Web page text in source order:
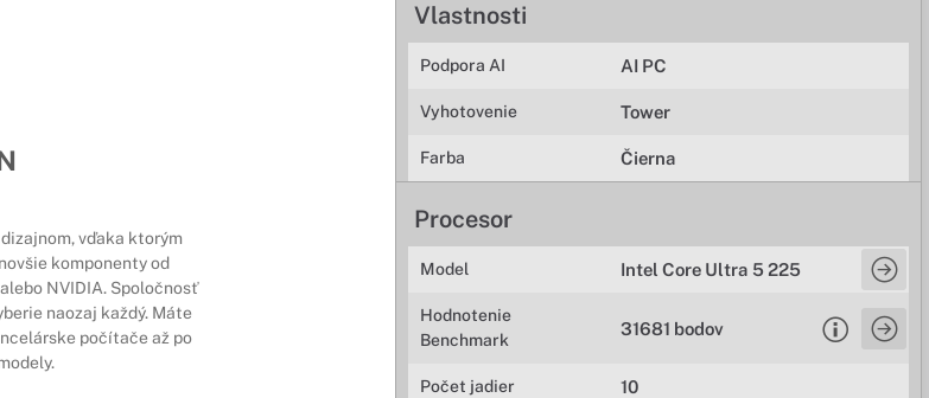
Vlastnosti
Podpora AI AI PC
Vyhotovenie Tower
Farba Čierna
Procesor
Model Intel Core Ultra 5 225
Hodnotenie
Benchmark
31681 bodov
Počet jadier 10
vďaka ktorým
komponenty od
NVIDIA. Spoločnosť
naozaj každý. Máte
počítače až po